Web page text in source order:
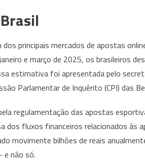
principais mercados de apostas
e março de 2025, os brasileiros
estimativa foi apresentada pelo
Parlamentar de Inquérito (CPI) das
regulamentação das apostas
dos fluxos financeiros relacionados
movimente bilhões de reais
e não só.